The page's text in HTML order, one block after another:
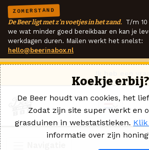
ZOMERSTAND
De Beer ligt met z'n voetjes in het zand. T/m
we wat minder goed bereikbaar en kan je
werkdagen duren. Mailen werkt het snelst:
hello@beerinabox.nl
Koekje erbij?
De Beer houdt van cookies, het
Zodat zijn site super werkt en
grasduinen in webstatistieken.
informatie over zijn